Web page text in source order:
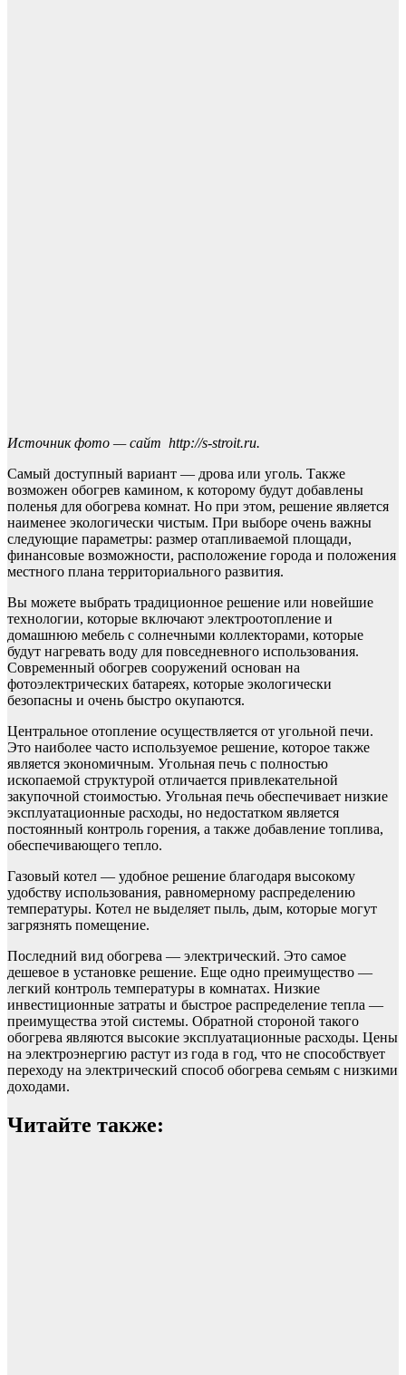
Источник фото — сайт http://s-stroit.ru.
Самый доступный вариант — дрова или уголь. Также
возможен обогрев камином, к которому будут добавлены
поленья для обогрева комнат. Но при этом, решение является
наименее экологически чистым. При выборе очень важны
следующие параметры: размер отапливаемой площади,
финансовые возможности, расположение города и положения
местного плана территориального развития.
Вы можете выбрать традиционное решение или новейшие
технологии, которые включают электроотопление и
домашнюю мебель с солнечными коллекторами, которые
будут нагревать воду для повседневного использования.
Современный обогрев сооружений основан на
фотоэлектрических батареях, которые экологически
безопасны и очень быстро окупаются.
Центральное отопление осуществляется от угольной печи.
Это наиболее часто используемое решение, которое также
является экономичным. Угольная печь с полностью
ископаемой структурой отличается привлекательной
закупочной стоимостью. Угольная печь обеспечивает низкие
эксплуатационные расходы, но недостатком является
постоянный контроль горения, а также добавление топлива,
обеспечивающего тепло.
Газовый котел — удобное решение благодаря высокому
удобству использования, равномерному распределению
температуры. Котел не выделяет пыль, дым, которые могут
загрязнять помещение.
Последний вид обогрева — электрический. Это самое
дешевое в установке решение. Еще одно преимущество —
легкий контроль температуры в комнатах. Низкие
инвестиционные затраты и быстрое распределение тепла —
преимущества этой системы. Обратной стороной такого
обогрева являются высокие эксплуатационные расходы. Цены
на электроэнергию растут из года в год, что не способствует
переходу на электрический способ обогрева семьям с низкими
доходами.
Читайте также: